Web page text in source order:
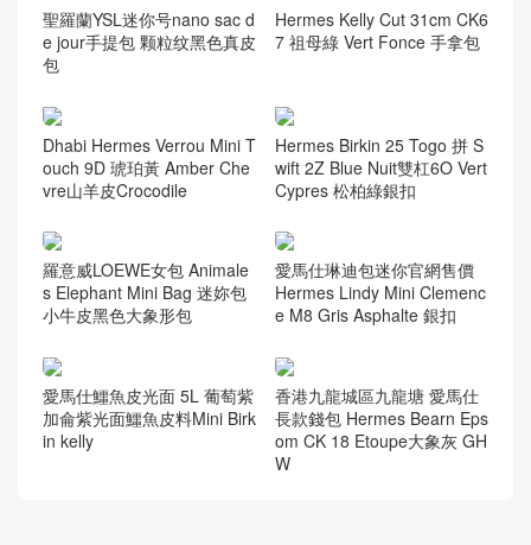
聖羅蘭YSL迷你号nano sac d
e jour手提包 颗粒纹黑色真皮
包
Hermes Kelly Cut 31cm CK6
7 祖母綠 Vert Fonce 手拿包
Dhabi Hermes Verrou Mini T
ouch 9D 琥珀黃 Amber Che
vre山羊皮Crocodile
Hermes Birkin 25 Togo 拼 S
wift 2Z Blue Nuit雙杠6O Vert
Cypres 松柏綠銀扣
羅意威LOEWE女包 Animale
s Elephant Mini Bag 迷妳包
小牛皮黑色大象形包
愛馬仕琳迪包迷你官網售價
Hermes Lindy Mini Clemenc
e M8 Gris Asphalte 銀扣
愛馬仕鱷魚皮光面 5L 葡萄紫
加侖紫光面鱷魚皮料Mini Birk
in kelly
香港九龍城區九龍塘 愛馬仕
長款錢包 Hermes Bearn Eps
om CK 18 Etoupe大象灰 GH
W